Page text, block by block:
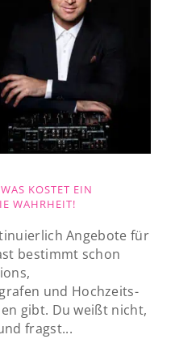
KOSTET EIN
WAHRHEIT!
Angebote für
bestimmt schon
und Hochzeits-
gibt. Du weißt nicht,
fragst...